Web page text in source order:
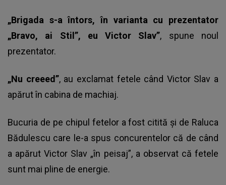
„Brigada s-a întors, în varianta cu prezentator
„Bravo, ai Stil”, eu Victor Slav”, spune noul
prezentator.
„Nu creeed”, au exclamat fetele când Victor Slav a
apărut în cabina de machiaj.
Bucuria de pe chipul fetelor a fost citită și de Raluca
Bădulescu care le-a spus concurentelor că de când
a apărut Victor Slav „în peisaj”, a observat că fetele
sunt mai pline de energie.